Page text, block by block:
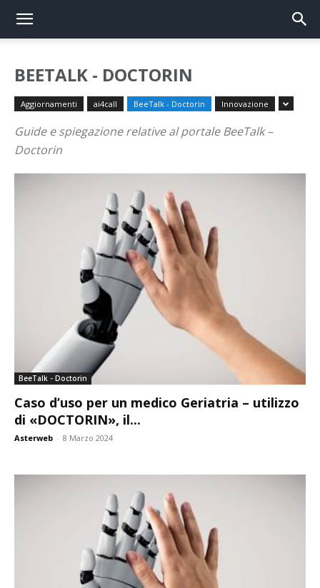
BEETALK - DOCTORIN
Aggiornamenti ai4call BeeTalk - Doctorin Innovazione
Guide e spiegazione relative al portale BeeTalk –
Doctorin
BeeTalk - Doctorin
Caso d’uso per un medico Geriatria – utilizzo
di «DOCTORIN», il...
Asterweb - 8 Marzo 2024